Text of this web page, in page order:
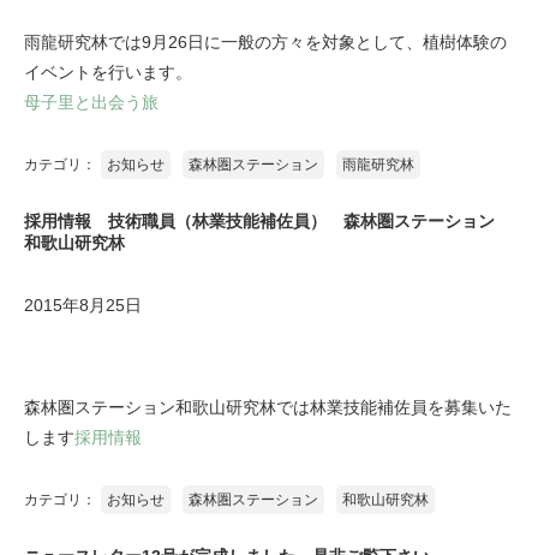
雨龍研究林では9月26日に一般の方々を対象として、植樹体験の
イベントを行います。
母子里と出会う旅
カテゴリ： お知らせ 森林圏ステーション 雨龍研究林
採用情報 技術職員（林業技能補佐員） 森林圏ステーション
和歌山研究林
2015年8月25日
森林圏ステーション和歌山研究林では林業技能補佐員を募集いた
します採用情報
カテゴリ： お知らせ 森林圏ステーション 和歌山研究林